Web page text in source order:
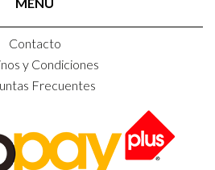
Contacto
y Condiciones
Frecuentes